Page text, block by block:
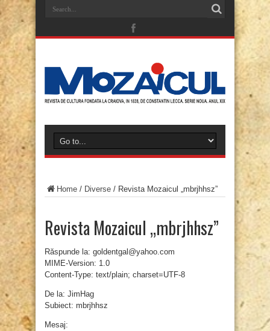
Home / Diverse / Revista Mozaicul „mbrjhhsz”
Revista Mozaicul „mbrjhhsz”
Răspunde la: goldentgal@yahoo.com
MIME-Version: 1.0
Content-Type: text/plain; charset=UTF-8
De la: JimHag
Subiect: mbrjhhsz
Mesaj: